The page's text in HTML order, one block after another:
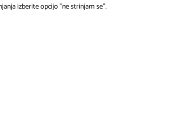
izberite opcijo "ne strinjam se".